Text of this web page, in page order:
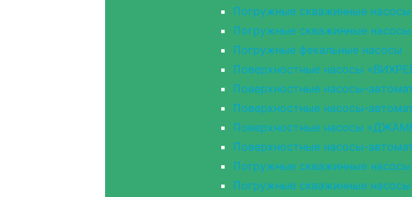
Погружные скважинные насосы
Погружные скважинные
Погружные фекальные насосы
Поверхностные насосы
Поверхностные насосы-
Поверхностные насосы-
Поверхностные насосы
Поверхностные насосы-
Погружные скважинные
Погружные скважинные